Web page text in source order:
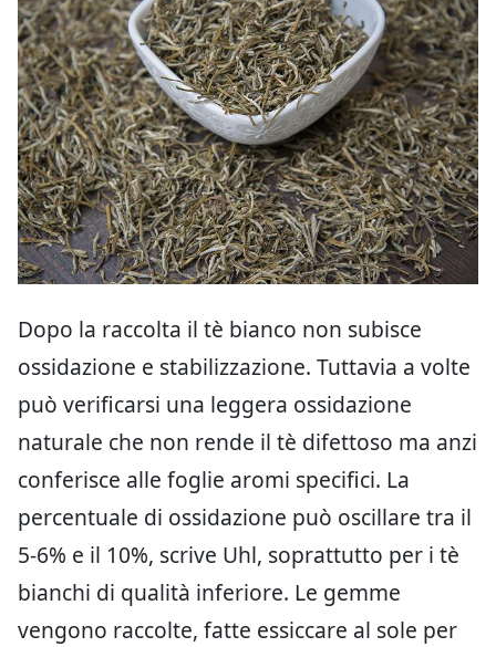
Dopo la raccolta il tè bianco non subisce
ossidazione e stabilizzazione. Tuttavia a volte
può verificarsi una leggera ossidazione
naturale che non rende il tè difettoso ma anzi
conferisce alle foglie aromi specifici. La
percentuale di ossidazione può oscillare tra il
5-6% e il 10%, scrive Uhl, soprattutto per i tè
bianchi di qualità inferiore. Le gemme
vengono raccolte, fatte essiccare al sole per